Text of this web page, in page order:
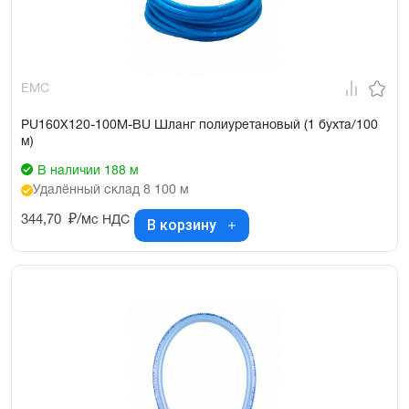
EMC
PU160X120-100M-BU Шланг полиуретановый (1 бухта/100
м)
В наличии 188 м
Удалённый склад 8 100 м
344,70 ₽/мс НДС В корзину